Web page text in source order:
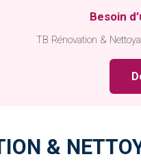
Besoin
TB Rénovation &
&